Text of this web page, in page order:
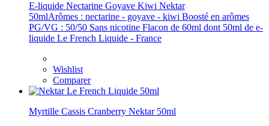
E-liquide Nectarine Goyave Kiwi Nektar
50mlArômes : nectarine - goyave - kiwi Boosté en arômes
PG/VG : 50/50 Sans nicotine Flacon de 60ml dont 50ml de e-
liquide Le French Liquide - France
Wishlist
Comparer
Myrtille Cassis Cranberry Nektar 50ml